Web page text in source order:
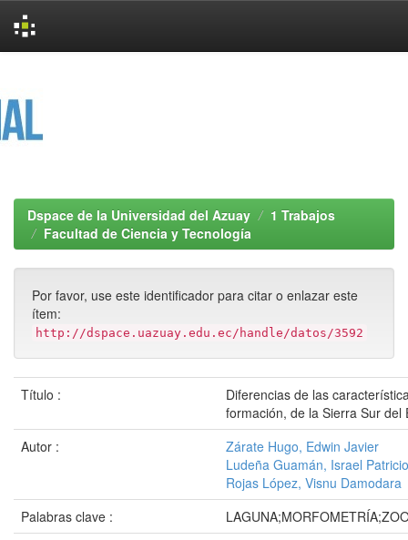
Dspace de la Universidad del Azuay
1 Trabajos
Facultad de Ciencia y Tecnología
Por favor, use este identificador para citar o enlazar este
ítem:
http://dspace.uazuay.edu.ec/handle/datos/3592
Título :
Diferencias de las
formación, de la Sierra Sur del
Autor :
Zárate Hugo, Edwin Javier
Ludeña Guamán, Israel Patricio
Rojas López, Visnu Damodara
Palabras clave :